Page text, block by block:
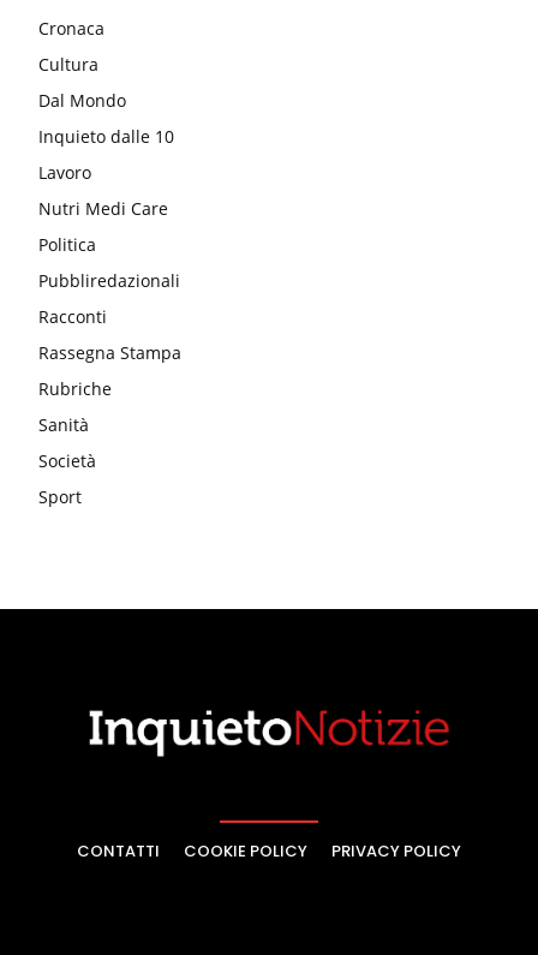
Cronaca
Cultura
Dal Mondo
Inquieto dalle 10
Lavoro
Nutri Medi Care
Politica
Pubbliredazionali
Racconti
Rassegna Stampa
Rubriche
Sanità
Società
Sport
CONTATTI COOKIE POLICY PRIVACY POLICY